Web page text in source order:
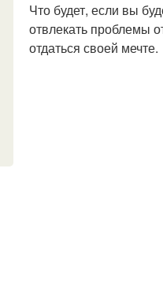
Что будет, если вы
отвлекать проблемы
отдаться своей мечте.